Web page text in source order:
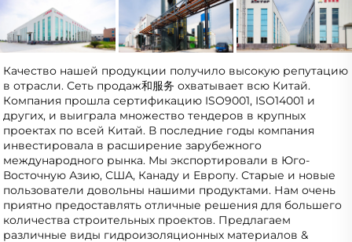
Качество нашей продукции получило высокую репутацию
в отрасли. Сеть продаж和服务 охватывает всю Китай.
Компания прошла сертификацию ISO9001, ISO14001 и
других, и выиграла множество тендеров в крупных
проектах по всей Китай. В последние годы компания
инвестировала в расширение зарубежного
международного рынка. Мы экспортировали в Юго-
Восточную Азию, США, Канаду и Европу. Старые и новые
пользователи довольны нашими продуктами. Нам очень
приятно предоставлять отличные решения для большего
количества строительных проектов. Предлагаем